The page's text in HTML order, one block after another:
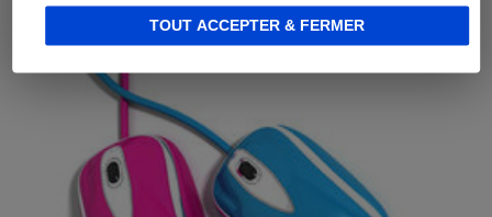
TOUT ACCEPTER & FERMER